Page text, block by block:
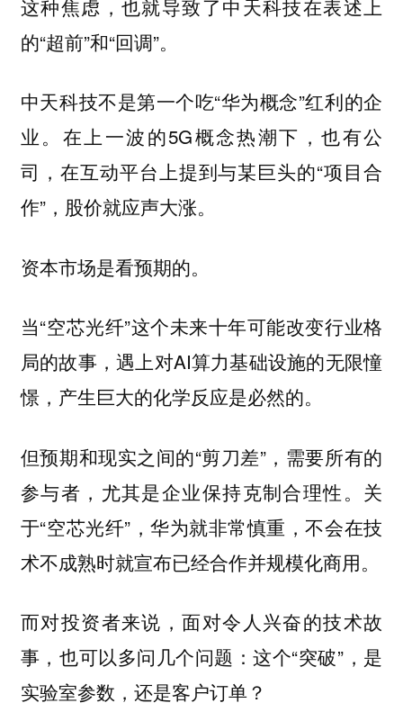
这种焦虑，也就导致了中天科技在表述上
的“超前”和“回调”。
中天科技不是第一个吃“华为概念”红利的企
业。在上一波的5G概念热潮下，也有公
司，在互动平台上提到与某巨头的“项目合
作”，股价就应声大涨。
资本市场是看预期的。
当“空芯光纤”这个未来十年可能改变行业格
局的故事，遇上对AI算力基础设施的无限憧
憬，产生巨大的化学反应是必然的。
但预期和现实之间的“剪刀差”，需要所有的
参与者，尤其是企业保持克制合理性。关
于“空芯光纤”，华为就非常慎重，不会在技
术不成熟时就宣布已经合作并规模化商用。
而对投资者来说，面对令人兴奋的技术故
事，也可以多问几个问题：这个“突破”，是
实验室参数，还是客户订单？